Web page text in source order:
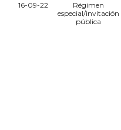
16-09-22
Régimen
especial/invitación
pública